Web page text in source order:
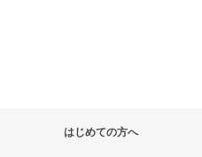
はじめての方へ